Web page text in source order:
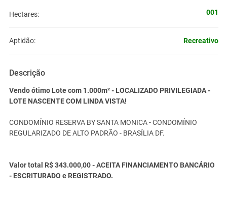
Hectares: 001
Aptidão: Recreativo
Descrição
Vendo ótimo Lote com 1.000m² - LOCALIZADO PRIVILEGIADA -
LOTE NASCENTE COM LINDA VISTA!
CONDOMÍNIO RESERVA BY SANTA MONICA - CONDOMÍNIO
REGULARIZADO DE ALTO PADRÃO - BRASÍLIA DF.
Valor total R$ 343.000,00 - ACEITA FINANCIAMENTO BANCÁRIO
- ESCRITURADO e REGISTRADO.